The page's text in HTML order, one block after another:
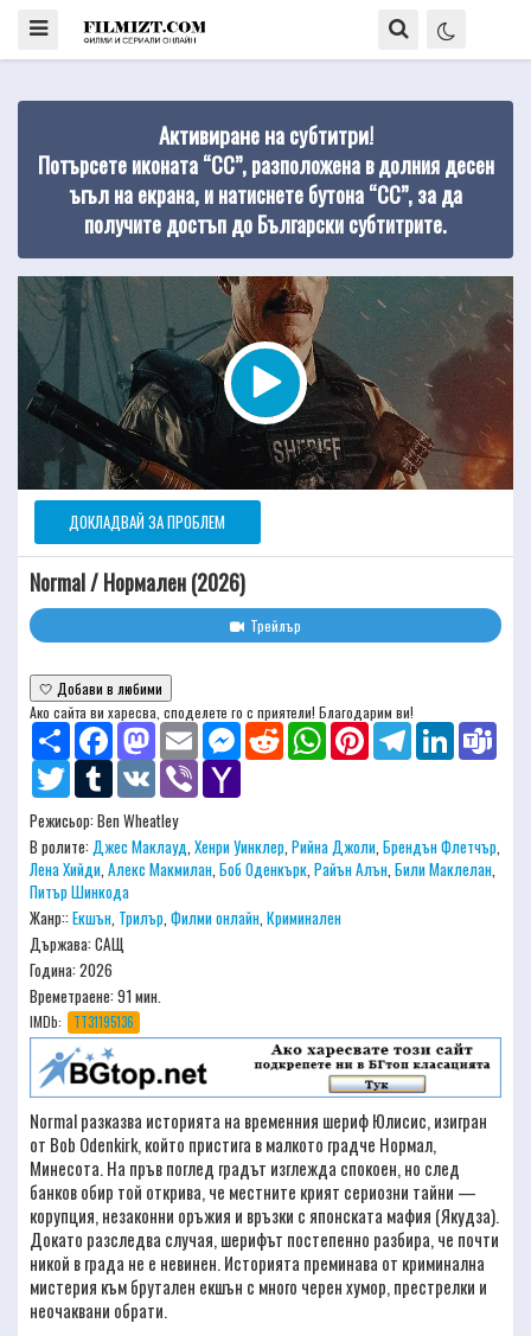
Активиране на субтитри!
Потърсете иконата “CC”, разположена в долния десен
ъгъл на екрана, и натиснете бутона “CC”, за да
получите достъп до Български субтитрите.
ДОКЛАДВАЙ ЗА ПРОБЛЕМ
Normal / Нормален (2026)
Трейлър
🤍 Добави в любими
Ако сайта ви харесва, споделете го с приятели! Благодарим ви!
Share
FacebookMastodonEmail MessengerReddit WhatsAppPinterestTelegramLinkedIn
Twitter
Tumblr VK Viber
Режисьор:Ben Wheatley
В ролите:Джес Маклауд,Хенри Уинклер,Рийна Джоли,Брендън Флетчър,
Лена Хийди,Алекс Макмилан,Боб Оденкърк,Райън Алън,Били Маклелан,
Питър Шинкoда
Жанр::Екшън, Трилър,Филми онлайн,Криминален
Държава: САЩ
Година: 2026
Времетраене:91 мин.
IMDb: TT31195136
Normal разказва историята на временния шериф Юлисис, изигран
от Bob Odenkirk, който пристига в малкото градче Нормал,
Минесота. На пръв поглед градът изглежда спокоен, но след
банков обир той открива, че местните крият сериозни тайни —
корупция, незаконни оръжия и връзки с японската мафия (Якудза).
Докато разследва случая, шерифът постепенно разбира, че почти
никой в града не е невинен. Историята преминава от криминална
мистерия към брутален екшън с много черен хумор, престрелки и
неочаквани обрати.